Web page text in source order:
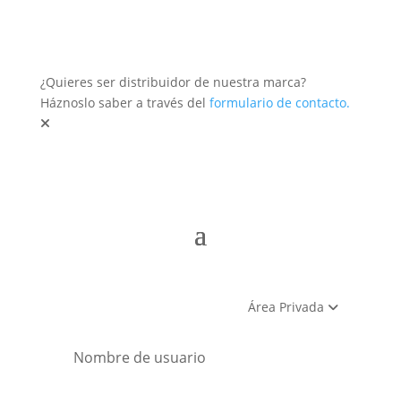
¿Quieres ser distribuidor de nuestra marca?
Háznoslo saber a través del formulario de contacto.
Área Privada